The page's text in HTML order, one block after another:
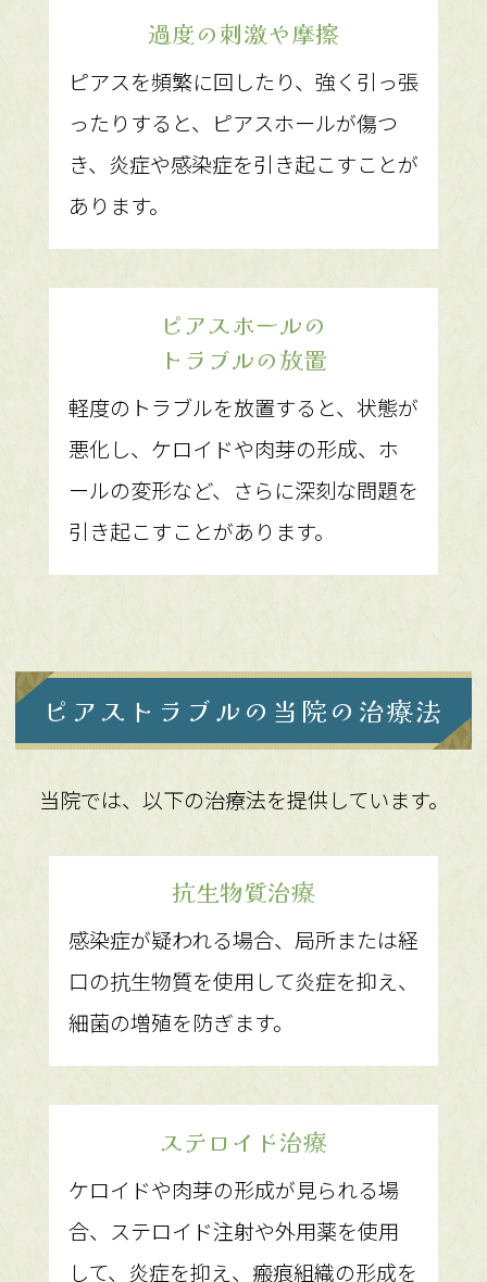
過度の刺激や摩擦
ピアスを頻繁に回したり、強く引っ張
ったりすると、ピアスホールが傷つ
き、炎症や感染症を引き起こすことが
あります。
ピアスホールの
トラブルの放置
軽度のトラブルを放置すると、状態が
悪化し、ケロイドや肉芽の形成、ホ
ールの変形など、さらに深刻な問題を
引き起こすことがあります。
ピアストラブルの当院の治療法
当院では、以下の治療法を提供しています。
抗生物質治療
感染症が疑われる場合、局所または経
口の抗生物質を使用して炎症を抑え、
細菌の増殖を防ぎます。
ステロイド治療
ケロイドや肉芽の形成が見られる場
合、ステロイド注射や外用薬を使用
して、炎症を抑え、瘢痕組織の形成を